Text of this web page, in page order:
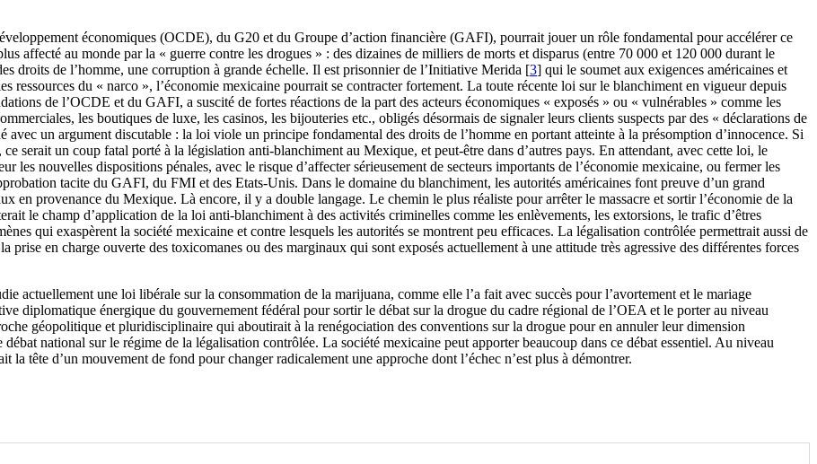
économiques (OCDE), du G20 et du Groupe d’action financière (GAFI), pourrait jouer un rôle fondamental pour accélérer ce
affecté au monde par la « guerre contre les drogues » : des dizaines de milliers de morts et disparus (entre 70 000 et 120 000 durant le
droits de l’homme, une corruption à grande échelle. Il est prisonnier de l’Initiative Merida [3] qui le soumet aux exigences américaines et
ressources du « narco », l’économie mexicaine pourrait se contracter fortement. La toute récente loi sur le blanchiment en vigueur depuis
de l’OCDE et du GAFI, a suscité de fortes réactions de la part des acteurs économiques « exposés » ou « vulnérables » comme les
les boutiques de luxe, les casinos, les bijouteries etc., obligés désormais de signaler leurs clients suspects par des « déclarations de
un argument discutable : la loi viole un principe fondamental des droits de l’homme en portant atteinte à la présomption d’innocence. Si
serait un coup fatal porté à la législation anti-blanchiment au Mexique, et peut-être dans d’autres pays. En attendant, avec cette loi, le
nouvelles dispositions pénales, avec le risque d’affecter sérieusement de secteurs importants de l’économie mexicaine, ou fermer les
tacite du GAFI, du FMI et des Etats-Unis. Dans le domaine du blanchiment, les autorités américaines font preuve d’un grand
en provenance du Mexique. Là encore, il y a double langage. Le chemin le plus réaliste pour arrêter le massacre et sortir l’économie de la
le champ d’application de la loi anti-blanchiment à des activités criminelles comme les enlèvements, les extorsions, le trafic d’êtres
qui exaspèrent la société mexicaine et contre lesquels les autorités se montrent peu efficaces. La légalisation contrôlée permettrait aussi de
prise en charge ouverte des toxicomanes ou des marginaux qui sont exposés actuellement à une attitude très agressive des différentes forces
actuellement une loi libérale sur la consommation de la marijuana, comme elle l’a fait avec succès pour l’avortement et le mariage
diplomatique énergique du gouvernement fédéral pour sortir le débat sur la drogue du cadre régional de l’OEA et le porter au niveau
géopolitique et pluridisciplinaire qui aboutirait à la renégociation des conventions sur la drogue pour en annuler leur dimension
national sur le régime de la légalisation contrôlée. La société mexicaine peut apporter beaucoup dans ce débat essentiel. Au niveau
tête d’un mouvement de fond pour changer radicalement une approche dont l’échec n’est plus à démontrer.